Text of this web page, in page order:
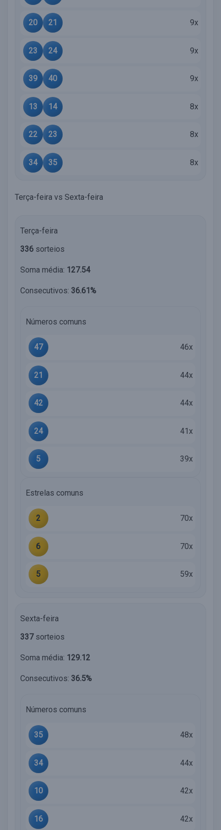
20 21 9x
23 24 9x
39 40 9x
13 14 8x
22 23 8x
34 35 8x
Terça-feira vs Sexta-feira
Terça-feira
336 sorteios
Soma média: 127.54
Consecutivos: 36.61%
Números comuns
47 46x
21 44x
42 44x
24 41x
5 39x
Estrelas comuns
2 70x
6 70x
5 59x
Sexta-feira
337sorteios
Soma média: 129.12
Consecutivos: 36.5%
Números comuns
35 48x
34 44x
10 42x
16 42x